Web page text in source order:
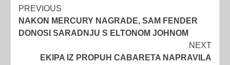
Post
navigation
PREVIOUS
NAKON MERCURY NAGRADE, SAM FENDER
DONOSI SARADNJU S ELTONOM JOHNOM
NEXT
EKIPA IZ PROPUH CABARETA NAPRAVILA